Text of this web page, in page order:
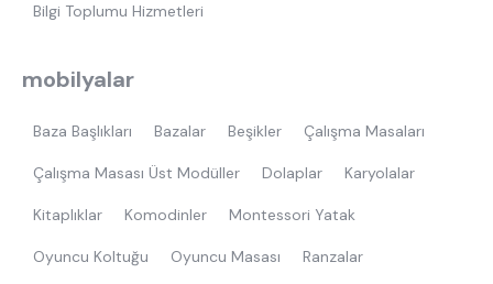
Bilgi Toplumu Hizmetleri
mobilyalar
Baza Başlıkları Bazalar Beşikler Çalışma Masaları
Çalışma Masası Üst Modüller Dolaplar Karyolalar
Kitaplıklar Komodinler Montessori Yatak
Oyuncu Koltuğu Oyuncu Masası Ranzalar